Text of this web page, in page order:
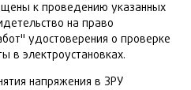
к проведению указанных
на право
удостоверения о проверке
в электроустановках.
напряжения в ЗРУ